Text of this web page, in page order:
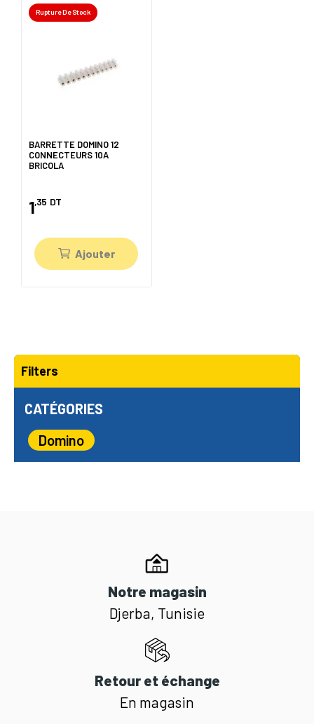
Filters
CATÉGORIES
Domino
Rupture De Stock
BARRETTE DOMINO 12
CONNECTEURS 10A
BRICOLA
1,35 DT
Ajouter
Notre magasin
Djerba, Tunisie
Retour et échange
En magasin